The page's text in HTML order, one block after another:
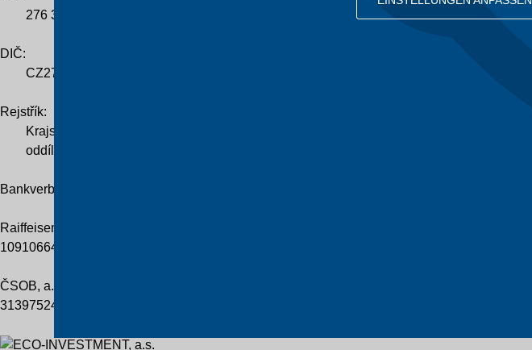
276 36 224
DIČ:
CZ276 36 224
Rejstřík:
Krajský soud v Hradci Králové
oddíl B, vložka 2838
Bankverbindung
Raiffeisenbank Praha
109106648 / 5500
ČSOB, a.s.
313975247 / 0300